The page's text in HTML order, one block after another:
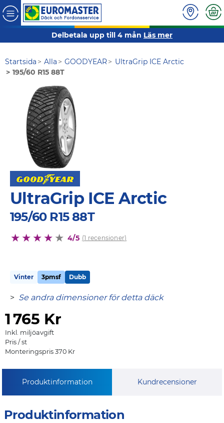
Delbetala upp till 4 mån Läs mer
Startsida Alla GOODYEAR
UltraGrip ICE Arctic
195/60 R15 88T
UltraGrip ICE Arctic
195/60 R15 88T
4/5 (1 recensioner)
Vinter 3pmsf Dubb
> Se andra dimensioner för detta däck
1765 Kr
Inkl. miljöavgift
Pris / st
Monteringspris 370 Kr
Produktinformation Kundrecensioner
Produktinformation